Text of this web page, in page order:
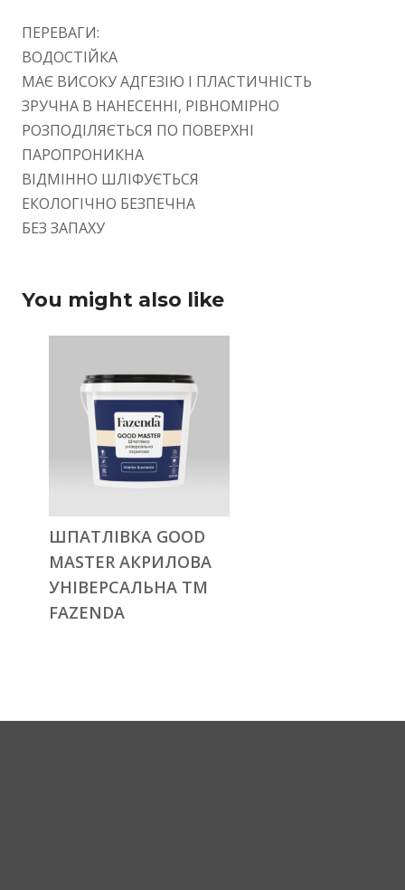
ПЕРЕВАГИ:
ВОДОСТІЙКА
МАЄ ВИСОКУ АДГЕЗІЮ І ПЛАСТИЧНІСТЬ
ЗРУЧНА В НАНЕСЕННІ, РІВНОМІРНО
РОЗПОДІЛЯЄТЬСЯ ПО ПОВЕРХНІ
ПАРОПРОНИКНА
ВІДМІННО ШЛІФУЄТЬСЯ
ЕКОЛОГІЧНО БЕЗПЕЧНА
БЕЗ ЗАПАХУ
You might also like
ШПАТЛІВКА GOOD
MASTER АКРИЛОВА
УНІВЕРСАЛЬНА ТМ
FAZENDA